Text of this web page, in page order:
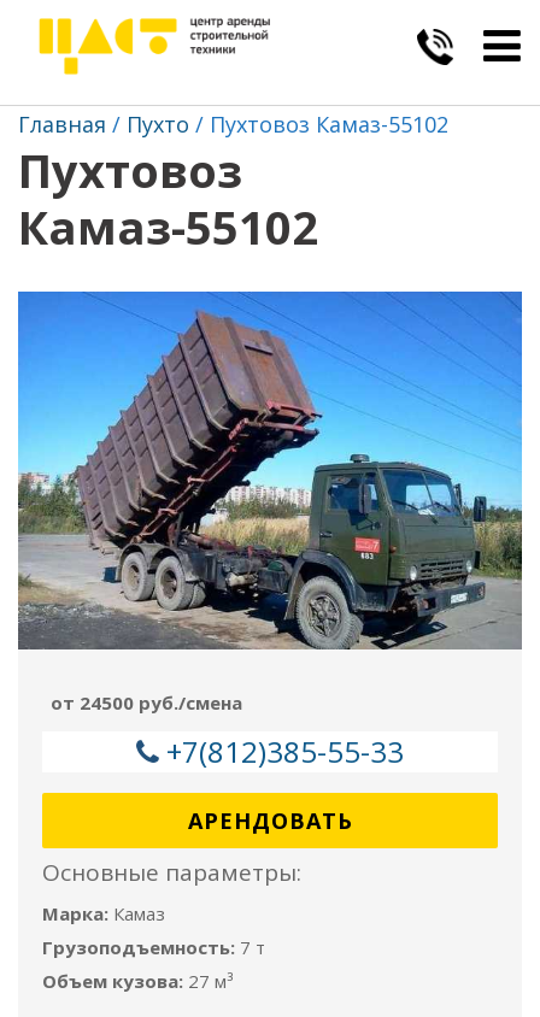
Главная Пухто Пухтовоз Камаз-55102
Пухтовоз
Камаз-55102
от 24500 руб./смена
+7(812)385-55-33
АРЕНДОВАТЬ
Основные параметры:
Марка: Камаз
Грузоподъемность: 7 т
Объем кузова: 27 м³